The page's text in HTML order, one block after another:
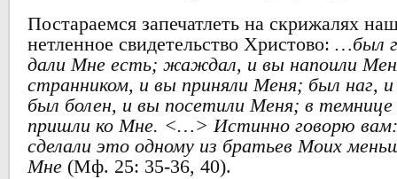
Постараемся запечатлеть на скрижалях
нетленное свидетельство Христово:…был
дали Мне есть; жаждал, и вы напоили
странником, и вы приняли Меня; был наг,
был болен, и вы посетили Меня; в
пришли ко Мне. <…>Истинно говорю
сделали это одному из братьев Моих
Мне (Мф. 25: 35-36, 40).